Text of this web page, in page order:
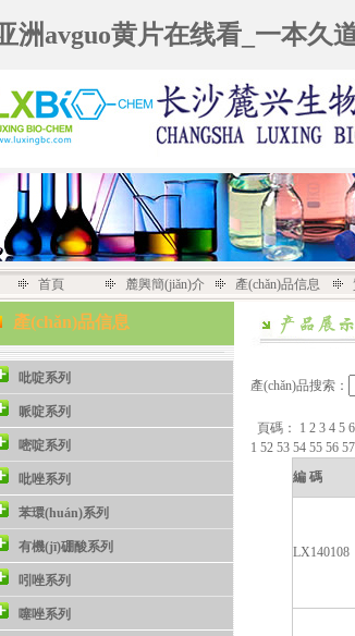
洲avguo黄片在线看_一本久
首頁 麓興簡(jiǎn)介 產(chǎn)品信息
產(chǎn)品信息
吡啶系列
哌啶系列
嘧啶系列
吡唑系列
苯環(huán)系列
有機(jī)硼酸系列
吲唑系列
噻唑系列
產(chǎn)品搜索：
頁碼： 1 2 3 4 5 6
1 52 53 54 55 56 57
編 碼
LX140108